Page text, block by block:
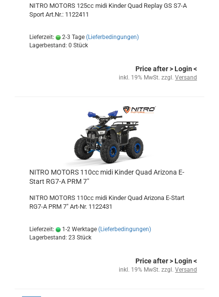
NITRO MOTORS 125cc midi Kinder Quad Replay GS S7-A
Sport Art.Nr.: 1122411
Lieferzeit: 2-3 Tage (Lieferbedingungen)
Lagerbestand: 0 Stück
Price after> Login <
inkl. 19% MwSt. zzgl. Versand
NITRO MOTORS 110cc midi Kinder Quad Arizona E-
Start RG7-A PRM 7"
NITRO MOTORS 110cc midi Kinder Quad Arizona E-Start
RG7-A PRM 7" Art-Nr. 1122431
Lieferzeit: 1-2 Werktage (Lieferbedingungen)
Lagerbestand: 23 Stück
Price after> Login <
inkl. 19% MwSt. zzgl. Versand